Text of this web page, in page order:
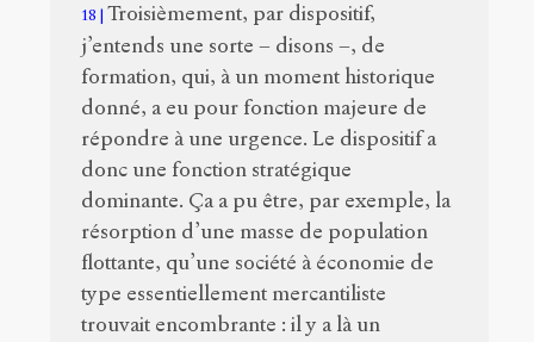
18
Troisièmement, par dispositif,
j’entends une sorte – disons –, de
formation, qui, à un moment historique
donné, a eu pour fonction majeure de
répondre à une urgence. Le dispositif a
donc une fonction stratégique
dominante. Ça a pu être, par exemple, la
résorption d’une masse de population
flottante, qu’une société à économie de
type essentiellement mercantiliste
trouvait encombrante : il y a là un